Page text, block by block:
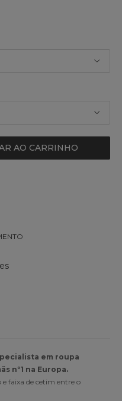
AO CARRINHO
em roupa
nº1 na Europa.
e faixa de cetim entre o